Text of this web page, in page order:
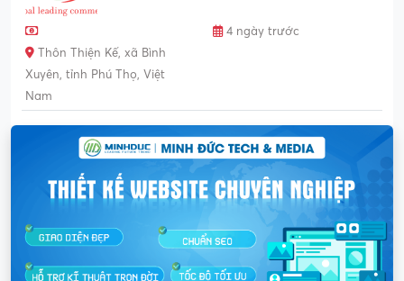
4 ngày trước
Thôn Thiện Kế, xã Bình
Xuyên, tỉnh Phú Thọ, Việt
Nam